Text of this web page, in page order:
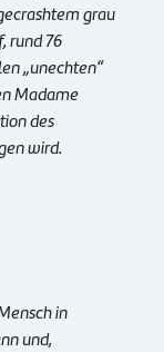
grau
rund 76
„unechten“
Madame
des
wird.
in
und,